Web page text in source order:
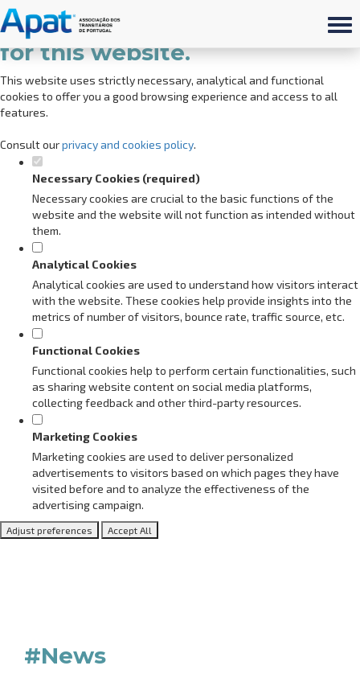
Set your cookie preferences
for this website.
This website uses strictly necessary, analytical and functional
cookies to offer you a good browsing experience and access to all
features.
Consult ourprivacy and cookies policy.
Necessary Cookies (required)
Necessary cookies are crucial to the basic functions of the
website and the website will not function as intended without
them.
Analytical Cookies
Analytical cookies are used to understand how visitors interact
with the website. These cookies help provide insights into the
metrics of number of visitors, bounce rate, traffic source, etc.
Functional Cookies
Functional cookies help to perform certain functionalities, such
as sharing website content on social media platforms,
collecting feedback and other third-party resources.
Marketing Cookies
Marketing cookies are used to deliver personalized
advertisements to visitors based on which pages they have
visited before and to analyze the effectiveness of the
advertising campaign.
Adjust preferences Accept All
#News